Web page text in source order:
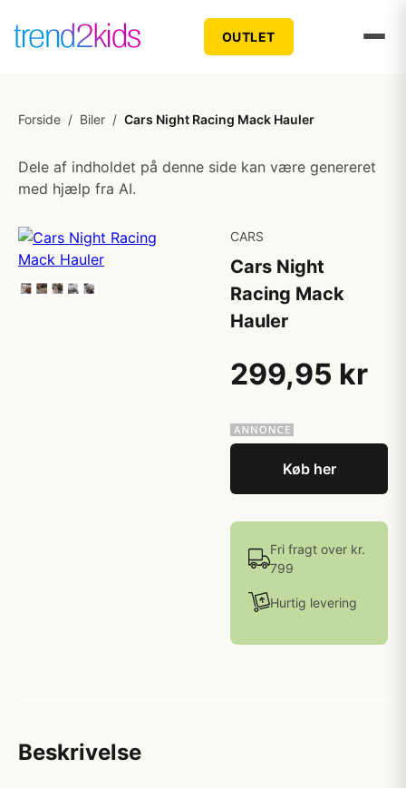
OUTLET
Forside / Biler / Cars Night Racing Mack Hauler
Dele af indholdet på denne side kan være genereret
med hjælp fra AI.
CARS
Cars Night
Racing Mack
Hauler
299,95 kr
Køb her
Fri fragt over kr.
799
Hurtig levering
Beskrivelse